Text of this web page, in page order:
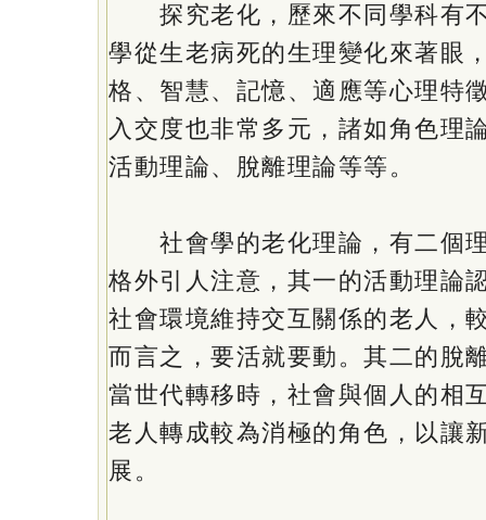
探究老化，歷來不同學科有
學從生老病死的生理變化來著眼
格、智慧、記憶、適應等心理特
入交度也非常多元，諸如角色理
活動理論、脫離理論等等。
社會學的老化理論，有二個
格外引人注意，其一的活動理論
社會環境維持交互關係的老人，
而言之，要活就要動。其二的脫
當世代轉移時，社會與個人的相
老人轉成較為消極的角色，以讓
展。